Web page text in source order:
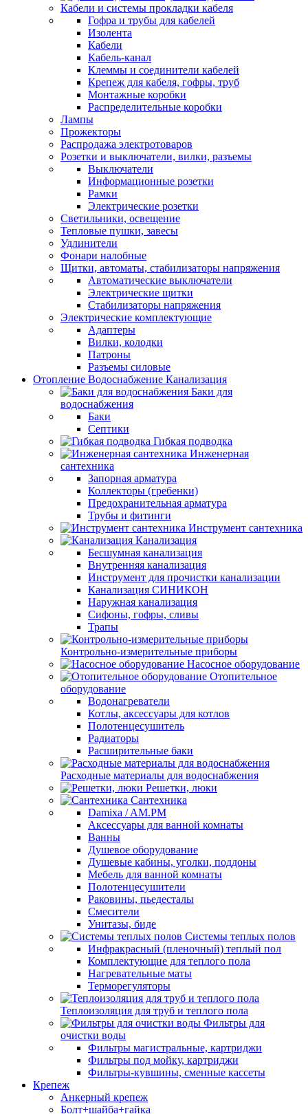
Кабели и системы прокладки кабеля
Гофра и трубы для кабелей
Изолента
Кабели
Кабель-канал
Клеммы и соединители кабелей
Крепеж для кабеля, гофры, труб
Монтажные коробки
Распределительные коробки
Лампы
Прожекторы
Распродажа электротоваров
Розетки и выключатели, вилки, разъемы
Выключатели
Информационные розетки
Рамки
Электрические розетки
Светильники, освещение
Тепловые пушки, завесы
Удлинители
Фонари налобные
Щитки, автоматы, стабилизаторы напряжения
Автоматические выключатели
Электрические щитки
Стабилизаторы напряжения
Электрические комплектующие
Адаптеры
Вилки, колодки
Патроны
Разъемы силовые
Отопление Водоснабжение Канализация
Баки для
водоснабжения
Баки
Септики
Гибкая подводка
Инженерная
сантехника
Запорная арматура
Коллекторы (гребенки)
Предохранительная арматура
Трубы и фитинги
Инструмент сантехника
Канализация
Бесшумная канализация
Внутренняя канализация
Инструмент для прочистки канализации
Канализация СИНИКОН
Наружная канализация
Сифоны, гофры, сливы
Трапы
Контрольно-измерительные приборы
Насосное оборудование
Отопительное
оборудование
Водонагреватели
Котлы, аксессуары для котлов
Полотенцесушитель
Радиаторы
Расширительные баки
Расходные материалы для водоснабжения
Решетки, люки
Сантехника
Damixa / AM.PM
Аксессуары для ванной комнаты
Ванны
Душевое оборудование
Душевые кабины, уголки, поддоны
Мебель для ванной комнаты
Полотенцесушители
Раковины, пьедесталы
Смесители
Унитазы, биде
Системы теплых полов
Инфракрасный (пленочный) теплый пол
Комплектующие для теплого пола
Нагревательные маты
Терморегуляторы
Теплоизоляция для труб и теплого пола
Фильтры для
очистки воды
Фильтры магистральные, картриджи
Фильтры под мойку, картриджи
Фильтры-кувшины, сменные кассеты
Крепеж
Анкерный крепеж
Болт+шайба+гайка